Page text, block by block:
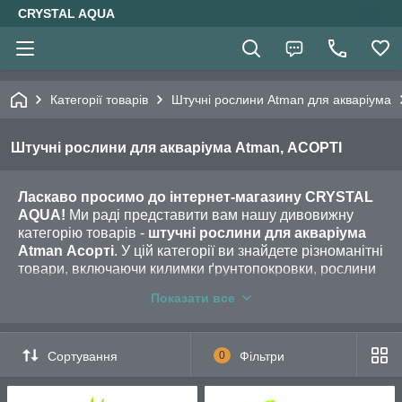
CRYSTAL AQUA
Категорії товарів Штучні рослини Atman для акваріума
Штучні рослини для акваріума Atman, АСОРТІ
Ласкаво просимо до інтернет-магазину CRYSTAL
AQUA! Ми раді представити вам нашу дивовижну
категорію товарів - штучні рослини для акваріума
Atman Асорті. У цій категорії ви знайдете різноманітні
товари, включаючи килимки ґрунтопокровки, рослини
створення покриття на дні акваріума, яке імітує
природний ландшафт із рослинністю. Вони створюють
враження густої трави або моху, надаючи акваріуму
реалістичності та краси. Килимки ґрунтопокровки
Показати все
Сортування 0 Фільтри